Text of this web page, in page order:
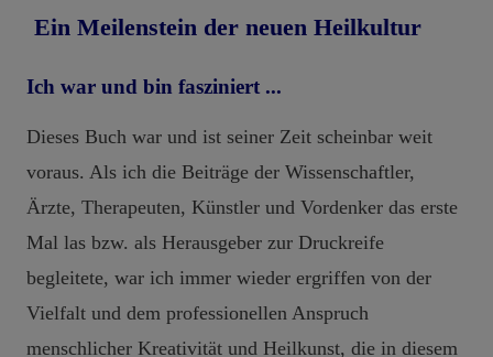
Ein Meilenstein der neuen Heilkultur
Ich war und bin fasziniert ...
Dieses Buch war und ist seiner Zeit scheinbar weit
voraus. Als ich die Beiträge der Wissenschaftler,
Ärzte, Therapeuten, Künstler und Vordenker das erste
Mal las bzw. als Herausgeber zur Druckreife
begleitete, war ich immer wieder ergriffen von der
Vielfalt und dem professionellen Anspruch
menschlicher Kreativität und Heilkunst, die in diesem